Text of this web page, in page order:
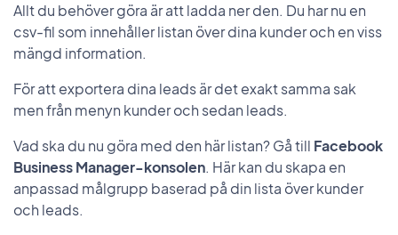
Allt du behöver göra är att ladda ner den. Du har nu en
csv-fil som innehåller listan över dina kunder och en viss
mängd information.
För att exportera dina leads är det exakt samma sak
men från menyn kunder och sedan leads.
Vad ska du nu göra med den här listan? Gå till Facebook
Business Manager-konsolen. Här kan du skapa en
anpassad målgrupp baserad på din lista över kunder
och leads.